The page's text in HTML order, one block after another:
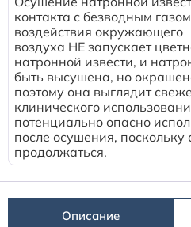
контакта с безводным
воздействия окружающего
воздуха НЕ запускает
натронной извести, и
быть высушена, но
поэтому она выглядит
клинического
потенциально опасно
после осушения,
продолжаться.
Описание